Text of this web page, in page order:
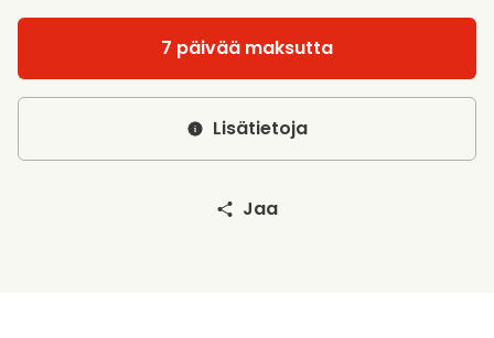
7 päivää maksutta
Lisätietoja
Jaa